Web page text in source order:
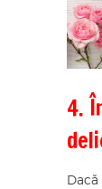
4.